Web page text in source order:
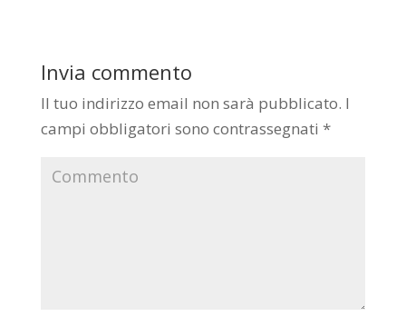
Invia commento
Il tuo indirizzo email non sarà pubblicato. I
campi obbligatori sono contrassegnati *